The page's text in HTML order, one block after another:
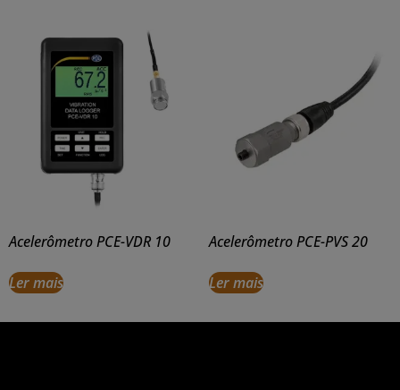
Acelerômetro PCE-VDR 10
Ler mais
Acelerômetro PCE-PVS 20
Ler mais